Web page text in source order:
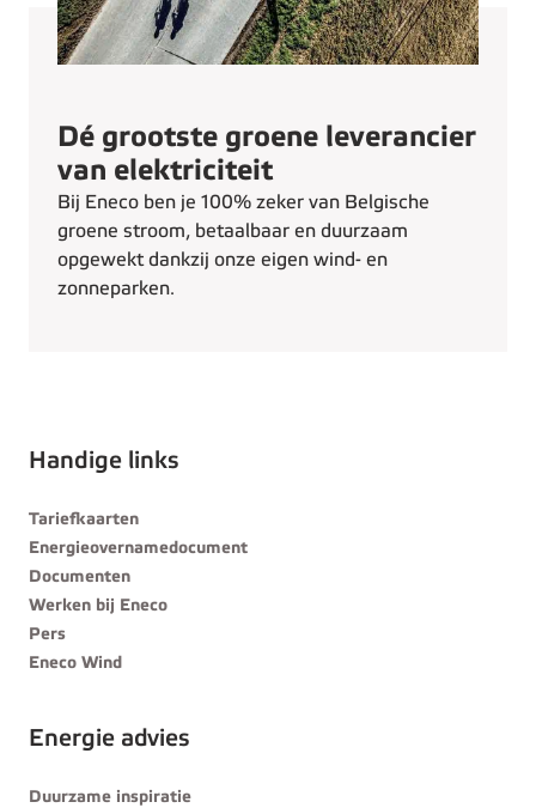
Dé grootste groene leverancier
van elektriciteit
Bij Eneco ben je 100% zeker van Belgische
groene stroom, betaalbaar en duurzaam
opgewekt dankzij onze eigen wind- en
zonneparken.
Handige links
Tariefkaarten
Energieovernamedocument
Documenten
Werken bij Eneco
Pers
Eneco Wind
Energie advies
Duurzame inspiratie